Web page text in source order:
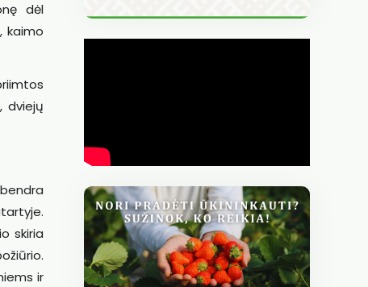
dėl
kaimo
dviejų
skiria
ir